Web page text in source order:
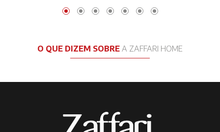
O QUE DIZEM SOBRE A ZAFFARI HOME